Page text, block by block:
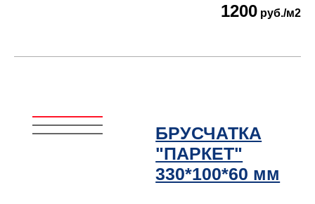
1200 руб./м2
БРУСЧАТКА
"ПАРКЕТ"
330*100*60 мм